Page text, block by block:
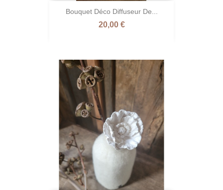
Bouquet Déco Diffuseur De...
Prix
20,00 €